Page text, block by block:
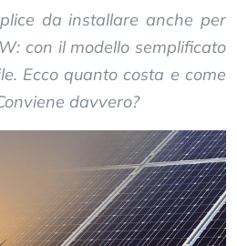
da installare anche per
con il modello semplificato
Ecco quanto costa e come
davvero?